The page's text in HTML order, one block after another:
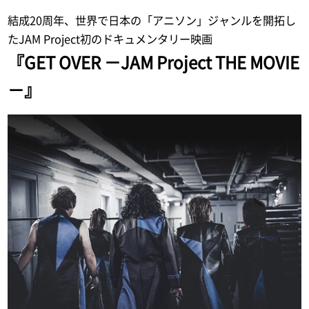
結成20周年、世界で日本の「アニソン」ジャンルを開拓し
たJAM Project初のドキュメンタリー映画
『GET OVER －JAM Project THE MOVIE
－』